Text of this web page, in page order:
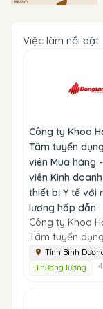
Việc làm nổi bật
Công ty Khoa
Tâm tuyển
viên Mua hàng
viên Kinh
thiết bị Y tế với
lương hấp dẫn
Công ty Khoa
Tâm tuyển dụng
Tỉnh Bình
Thương lượng